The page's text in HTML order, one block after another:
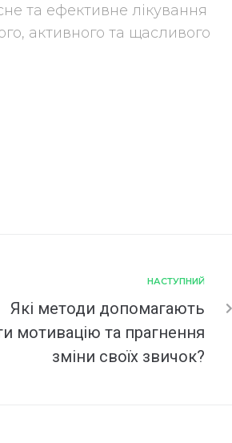
та ефективне лікування
активного та щасливого
НАСТУПНИЙ
Які методи допомагають
мотивацію та прагнення
зміни своїх звичок?